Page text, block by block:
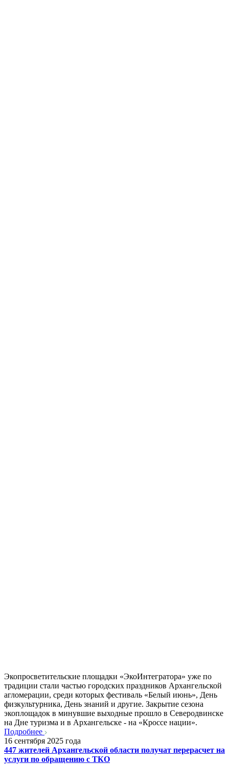
Экопросветительские площадки «ЭкоИнтегратора» уже по
традиции стали частью городских праздников Архангельской
агломерации, среди которых фестиваль «Белый июнь», День
физкультурника, День знаний и другие. Закрытие сезона
экоплощадок в минувшие выходные прошло в Северодвинске
на Дне туризма и в Архангельске - на «Кроссе нации».
Подробнее
16 сентября 2025 года
447 жителей Архангельской области получат перерасчет на
услуги по обращению с ТКО